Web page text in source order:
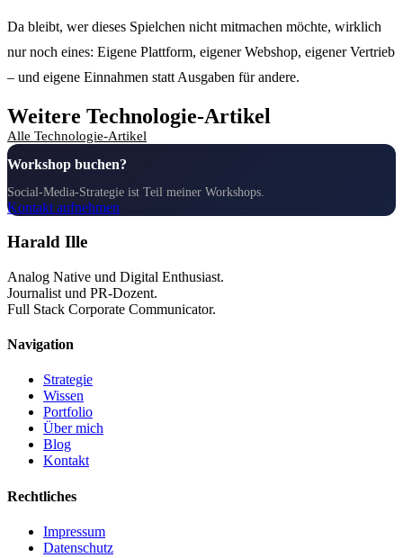
Da bleibt, wer dieses Spielchen nicht mitmachen möchte, wirklich
nur noch eines: Eigene Plattform, eigener Webshop, eigener Vertrieb
– und eigene Einnahmen statt Ausgaben für andere.
Weitere Technologie-Artikel
Alle Technologie-Artikel
Workshop buchen?
Social-Media-Strategie ist Teil meiner Workshops.
Kontakt aufnehmen
Harald Ille
Analog Native und Digital Enthusiast.
Journalist und PR-Dozent.
Full Stack Corporate Communicator.
Navigation
Strategie
Wissen
Portfolio
Über mich
Blog
Kontakt
Rechtliches
Impressum
Datenschutz